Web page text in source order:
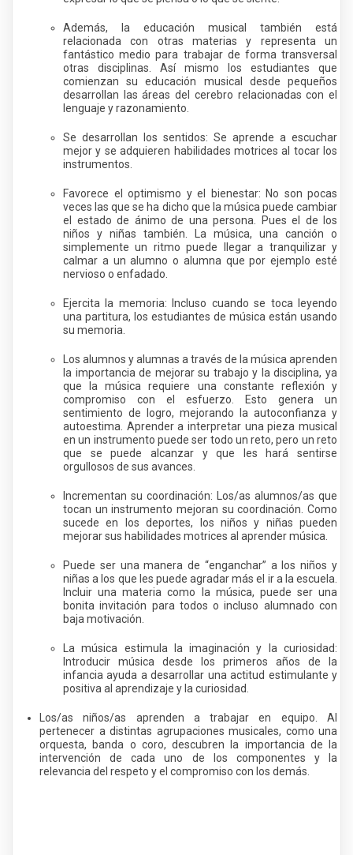
Además, la educación musical también está
relacionada con otras materias y representa un
fantástico medio para trabajar de forma transversal
otras disciplinas. Así mismo los estudiantes que
comienzan su educación musical desde pequeños
desarrollan las áreas del cerebro relacionadas con el
lenguaje y razonamiento.
Se desarrollan los sentidos: Se aprende a escuchar
mejor y se adquieren habilidades motrices al tocar los
instrumentos.
Favorece el optimismo y el bienestar: No son pocas
veces las que se ha dicho que la música puede cambiar
el estado de ánimo de una persona. Pues el de los
niños y niñas también. La música, una canción o
simplemente un ritmo puede llegar a tranquilizar y
calmar a un alumno o alumna que por ejemplo esté
nervioso o enfadado.
Ejercita la memoria: Incluso cuando se toca leyendo
una partitura, los estudiantes de música están usando
su memoria.
Los alumnos y alumnas a través de la música aprenden
la importancia de mejorar su trabajo y la disciplina, ya
que la música requiere una constante reflexión y
compromiso con el esfuerzo. Esto genera un
sentimiento de logro, mejorando la autoconfianza y
autoestima. Aprender a interpretar una pieza musical
en un instrumento puede ser todo un reto, pero un reto
que se puede alcanzar y que les hará sentirse
orgullosos de sus avances.
Incrementan su coordinación: Los/as alumnos/as que
tocan un instrumento mejoran su coordinación. Como
sucede en los deportes, los niños y niñas pueden
mejorar sus habilidades motrices al aprender música.
Puede ser una manera de “enganchar” a los niños y
niñas a los que les puede agradar más el ir a la escuela.
Incluir una materia como la música, puede ser una
bonita invitación para todos o incluso alumnado con
baja motivación.
La música estimula la imaginación y la curiosidad:
Introducir música desde los primeros años de la
infancia ayuda a desarrollar una actitud estimulante y
positiva al aprendizaje y la curiosidad.
Los/as niños/as aprenden a trabajar en equipo. Al
pertenecer a distintas agrupaciones musicales, como una
orquesta, banda o coro, descubren la importancia de la
intervención de cada uno de los componentes y la
relevancia del respeto y el compromiso con los demás.